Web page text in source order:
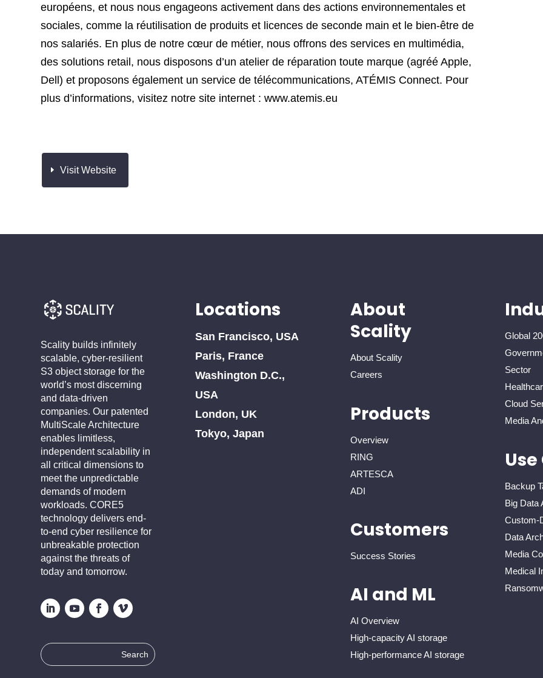
européens, et nous nous engageons activement dans des actions environnementales et
sociales, comme la réutilisation de produits et licences de seconde main et le bien-être de
nos salariés. En plus de notre cœur de métier, nous offrons des services en multimédia,
des solutions retail, nous disposons d’un atelier de réparation toute marque (agréé Apple,
Dell) et proposons également un service de télécommunications, ATÉMIS Connect. Pour
plus d’informations, visitez notre site internet : www.atemis.eu
Visit Website
Scality builds infinitely
scalable, cyber-resilient
S3 object storage for the
world’s most discerning
and data-driven
companies. Our patented
MultiScale Architecture
enables limitless,
independent scalability in
all critical dimensions to
meet the unpredictable
demands of modern
workloads. CORE5
technology delivers end-
to-end cyber resilience for
unbreakable protection
against the threats of
today and tomorrow.
Search
Locations
San Francisco, USA
Paris, France
Washington D.C.,
USA
London, UK
Tokyo, Japan
About
Scality
About Scality
Careers
Products
Overview
RING
ARTESCA
ADI
Customers
Success Stories
AI and ML
AI Overview
High-capacity AI storage
High-performance AI storage
Global
Sector
Cloud
Media
Backup
Big Data
Custom-
Data
Media
Medical